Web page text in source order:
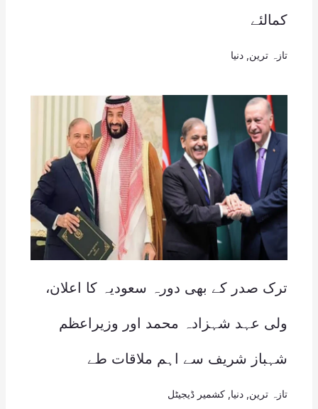
کمالئے
تازہ ترین دنیا
ترک صدر کے بھی دورہ سعودیہ کا اعلان،
ولی عہد شہزادہ محمد اور وزیراعظم
شہباز شریف سے اہم ملاقات طے
تازہ ترین دنیا کشمیر ڈیجیٹل